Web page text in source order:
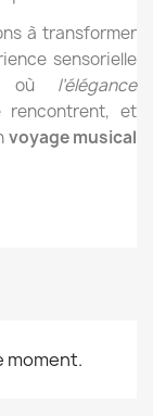
à transformer
sensorielle
où l’élégance
et
voyage musical
moment.